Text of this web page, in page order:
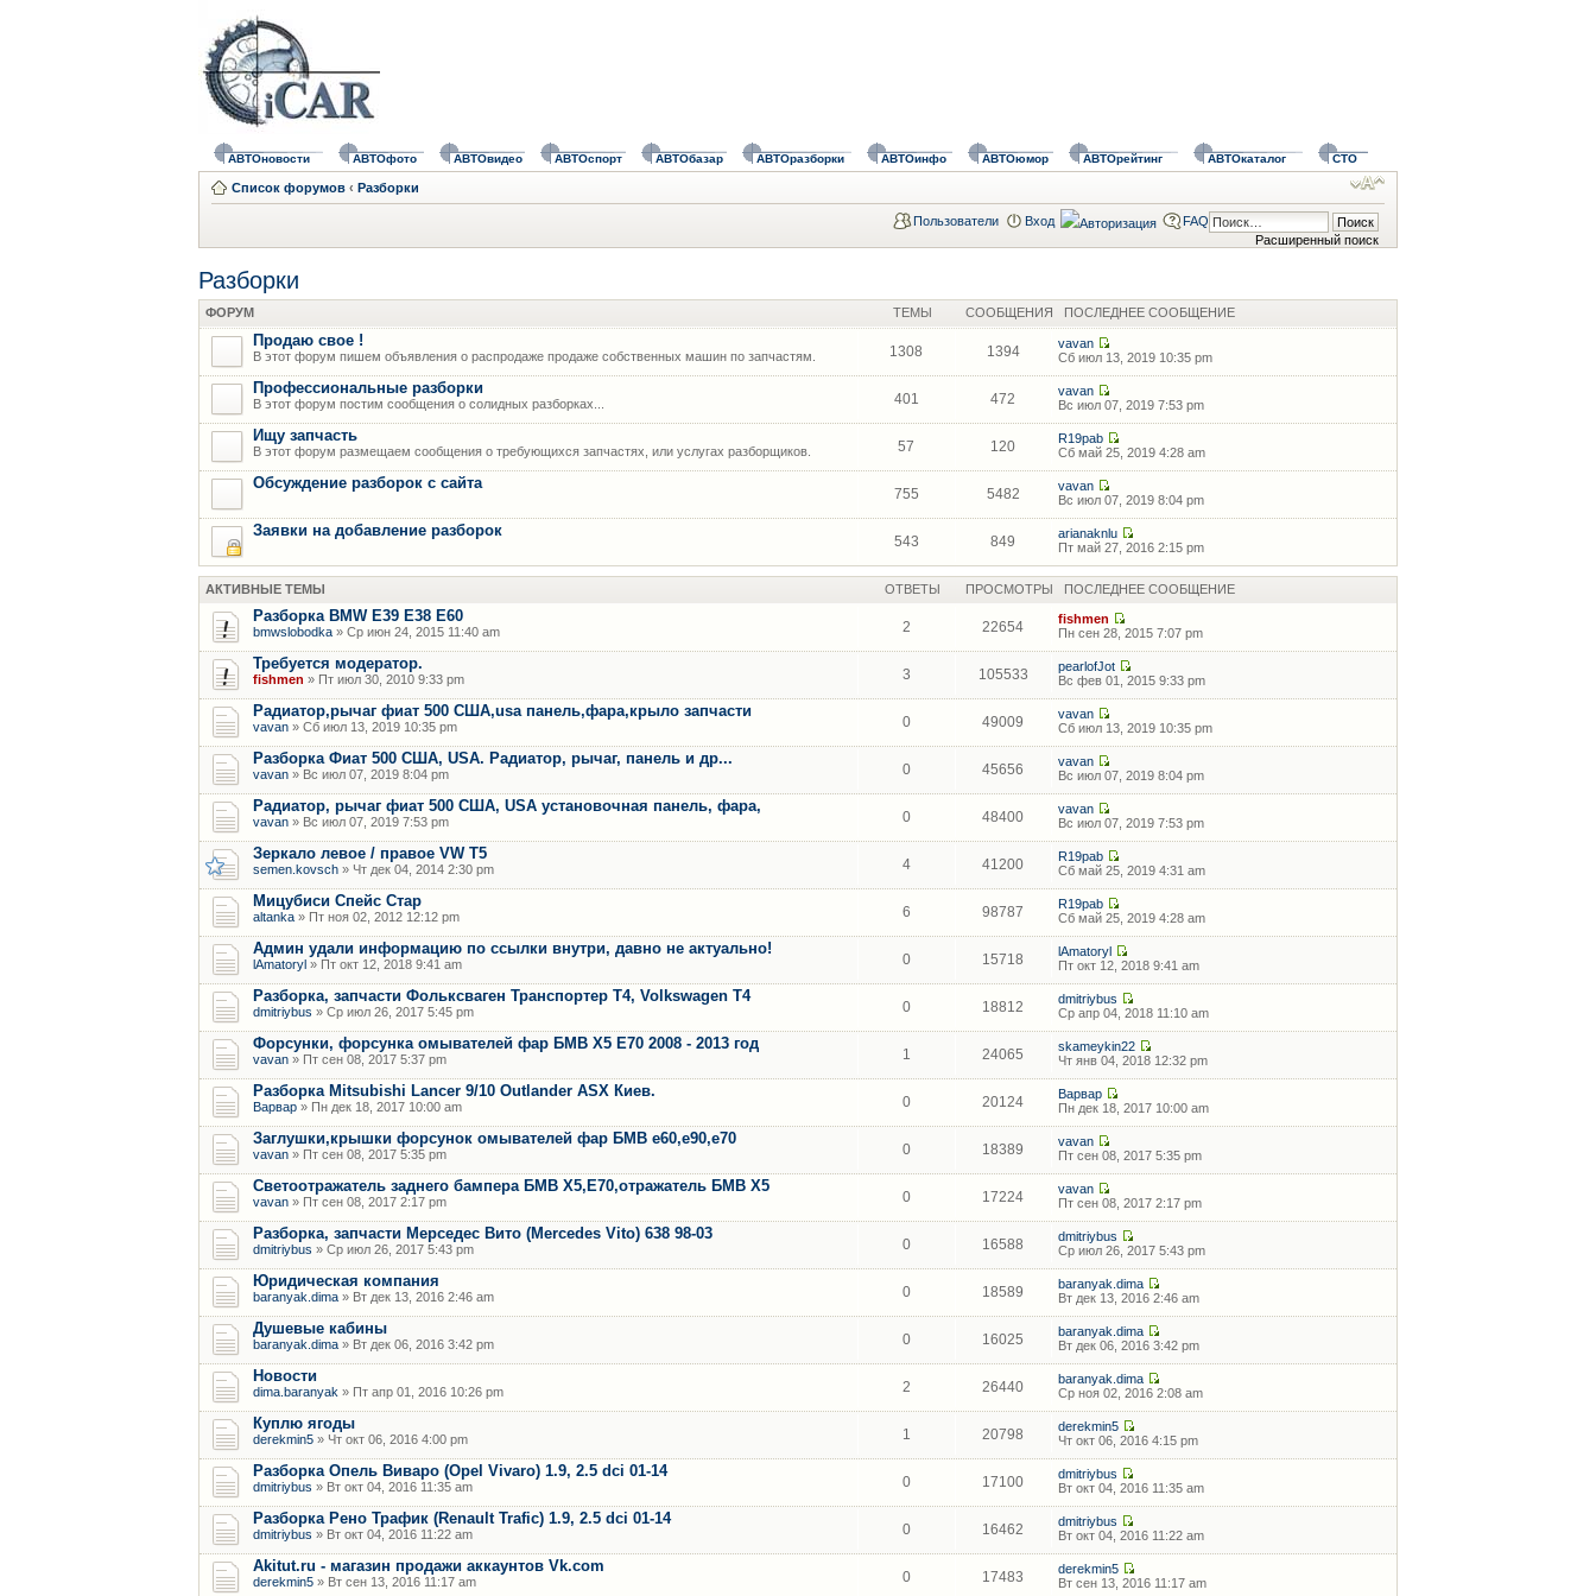
АВТОновости АВТОфото АВТОвидео АВТОспорт АВТОбазар АВТОразборки АВТОинфо АВТОюмор АВТОрейтинг АВТОкаталог СТО
Список форумов ‹ Разборки
Расширенный поиск
Пользователи Вход FAQ
Разборки
ФОРУМ ТЕМЫ СООБЩЕНИЯ ПОСЛЕДНЕЕ СООБЩЕНИЕ
Продаю свое !
В этот форум пишем объявления о распродаже продаже собственных машин по запчастям. 1308 1394
vavan
Сб июл 13, 2019 10:35 pm
Профессиональные разборки
В этот форум постим сообщения о солидных разборках... 401 472
vavan
Вс июл 07, 2019 7:53 pm
Ищу запчасть
В этот форум размещаем сообщения о требующихся запчастях, или услугах разборщиков. 57 120
R19pab
Сб май 25, 2019 4:28 am
Обсуждение разборок с сайта
755 5482
vavan
Вс июл 07, 2019 8:04 pm
Заявки на добавление разборок
543 849
arianaknlu
Пт май 27, 2016 2:15 pm
АКТИВНЫЕ ТЕМЫ ОТВЕТЫ ПРОСМОТРЫ ПОСЛЕДНЕЕ СООБЩЕНИЕ
Разборка BMW E39 E38 E60
bmwslobodka » Ср июн 24, 2015 11:40 am 2 22654
fishmen
Пн сен 28, 2015 7:07 pm
Требуется модератор.
fishmen » Пт июл 30, 2010 9:33 pm 3 105533
pearlofJot
Вс фев 01, 2015 9:33 pm
Радиатор,рычаг фиат 500 США,usa панель,фара,крыло запчасти
vavan » Сб июл 13, 2019 10:35 pm 0 49009
vavan
Сб июл 13, 2019 10:35 pm
Разборка Фиат 500 США, USA. Радиатор, рычаг, панель и др...
vavan » Вс июл 07, 2019 8:04 pm 0 45656
vavan
Вс июл 07, 2019 8:04 pm
Радиатор, рычаг фиат 500 США, USA установочная панель, фара,
vavan » Вс июл 07, 2019 7:53 pm 0 48400
vavan
Вс июл 07, 2019 7:53 pm
Зеркало левое / правое VW T5
semen.kovsch » Чт дек 04, 2014 2:30 pm 4 41200
R19pab
Сб май 25, 2019 4:31 am
Мицубиси Спейс Стар
altanka » Пт ноя 02, 2012 12:12 pm 6 98787
R19pab
Сб май 25, 2019 4:28 am
Админ удали информацию по ссылки внутри, давно не актуально!
lAmatoryl » Пт окт 12, 2018 9:41 am 0 15718
lAmatoryl
Пт окт 12, 2018 9:41 am
Разборка, запчасти Фольксваген Транспортер Т4, Volkswagen T4
dmitriybus » Ср июл 26, 2017 5:45 pm 0 18812
dmitriybus
Ср апр 04, 2018 11:10 am
Форсунки, форсунка омывателей фар БМВ Х5 Е70 2008 - 2013 год
vavan » Пт сен 08, 2017 5:37 pm 1 24065
skameykin22
Чт янв 04, 2018 12:32 pm
Разборка Mitsubishi Lancer 9/10 Outlander ASX Киев.
Варвар » Пн дек 18, 2017 10:00 am 0 20124
Варвар
Пн дек 18, 2017 10:00 am
Заглушки,крышки форсунок омывателей фар БМВ е60,е90,е70
vavan » Пт сен 08, 2017 5:35 pm 0 18389
vavan
Пт сен 08, 2017 5:35 pm
Светоотражатель заднего бампера БМВ Х5,Е70,отражатель БМВ Х5
vavan » Пт сен 08, 2017 2:17 pm 0 17224
vavan
Пт сен 08, 2017 2:17 pm
Разборка, запчасти Мерседес Вито (Mercedes Vito) 638 98-03
dmitriybus » Ср июл 26, 2017 5:43 pm 0 16588
dmitriybus
Ср июл 26, 2017 5:43 pm
Юридическая компания
baranyak.dima » Вт дек 13, 2016 2:46 am 0 18589
baranyak.dima
Вт дек 13, 2016 2:46 am
Душевые кабины
baranyak.dima » Вт дек 06, 2016 3:42 pm 0 16025
baranyak.dima
Вт дек 06, 2016 3:42 pm
Новости
dima.baranyak » Пт апр 01, 2016 10:26 pm 2 26440
baranyak.dima
Ср ноя 02, 2016 2:08 am
Куплю ягоды
derekmin5 » Чт окт 06, 2016 4:00 pm 1 20798
derekmin5
Чт окт 06, 2016 4:15 pm
Разборка Опель Виваро (Opel Vivaro) 1.9, 2.5 dci 01-14
dmitriybus » Вт окт 04, 2016 11:35 am 0 17100
dmitriybus
Вт окт 04, 2016 11:35 am
Разборка Рено Трафик (Renault Trafic) 1.9, 2.5 dci 01-14
dmitriybus » Вт окт 04, 2016 11:22 am 0 16462
dmitriybus
Вт окт 04, 2016 11:22 am
Akitut.ru - магазин продажи аккаунтов Vk.com
derekmin5 » Вт сен 13, 2016 11:17 am 0 17483
derekmin5
Вт сен 13, 2016 11:17 am